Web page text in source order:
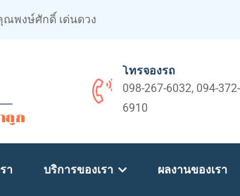
พงษ์ศักดิ์ เด่นดวง
โทรจองรถ
098-267-6032, 094-372-
6910
า บริการของเรา ผลงานของเรา